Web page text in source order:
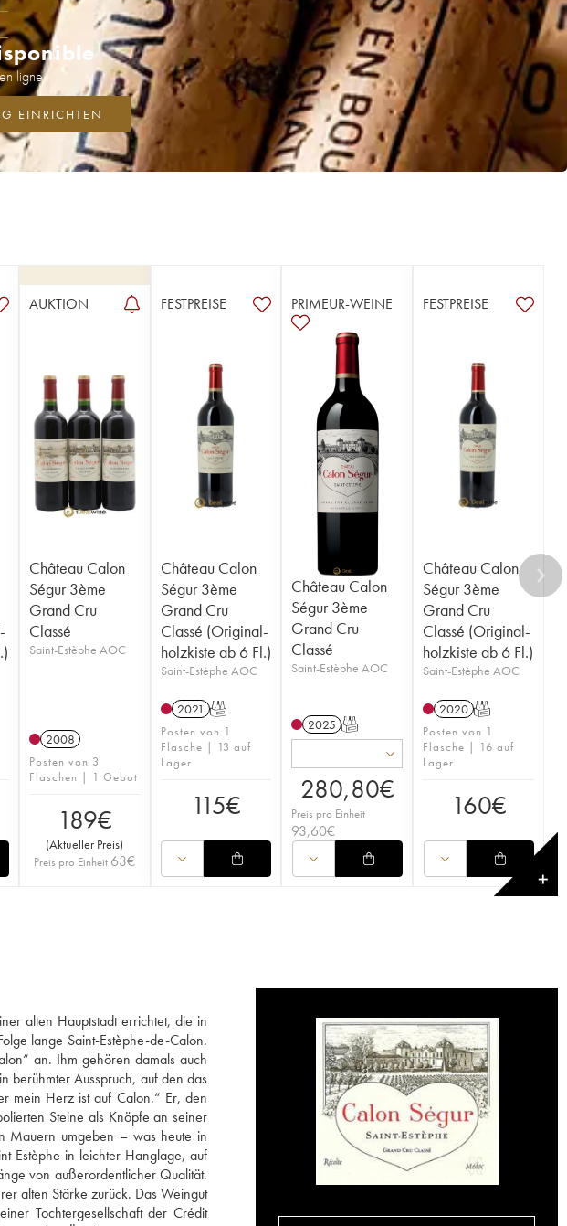
ligne
EINRICHTEN
AUKTION
Château Calon
Ségur 3ème
Grand Cru
Classé
Saint-Estèphe AOC
2008
Posten von 3
Flaschen | 1 Gebot
189€
(Aktueller Preis)
Preis pro Einheit 63€
FESTPREISE
Château Calon
Ségur 3ème
Grand Cru
Classé (Original-
holzkiste ab 6 Fl.)
Saint-Estèphe AOC
2021 T
Posten von 1
Flasche | 13 auf
Lager
115€
PRIMEUR-WEINE
Château Calon
Ségur 3ème
Grand Cru
Classé
Saint-Estèphe AOC
2025 T
280,80€
Preis pro Einheit
93,60€
FESTPREISE
Château Calon
Ségur 3ème
Grand Cru
Classé (Original-
holzkiste ab 6 Fl.)
Saint-Estèphe AOC
2020 T
Posten von 1
Flasche | 16 auf
Lager
160€
✕
alten Hauptstadt errichtet, die in
lange Saint-Estèphe-de-Calon.
an. Ihm gehören damals auch
berühmter Ausspruch, auf den das
mein Herz ist auf Calon.“ Er, den
Steine als Knöpfe an seiner
Mauern umgeben – was heute in
Estèphe in leichter Hanglage, auf
von außerordentlicher Qualität.
alten Stärke zurück. Das Weingut
Tochtergesellschaft der Crédit